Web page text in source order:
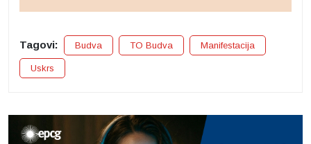
Tagovi: Budva TO Budva Manifestacija
Uskrs